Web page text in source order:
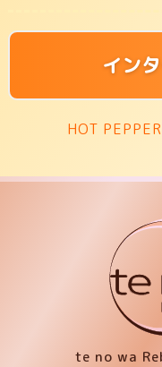
イン
HOT
te no wa